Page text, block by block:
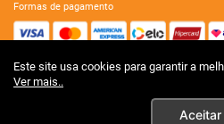
Este site usa cookies para garantir a
Ver mais..
Aceitar
formas de pagamento
site 100% seguro